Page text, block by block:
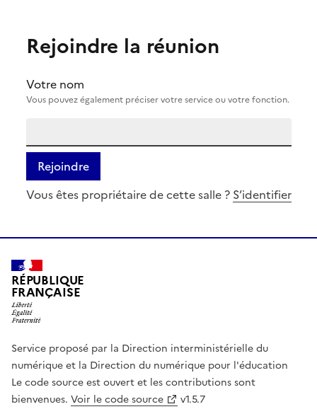
Rejoindre la réunion
Votre nom
Vous pouvez également préciser votre service ou votre fonction.
Rejoindre
Vous êtes propriétaire de cette salle ? S’identifier
RÉPUBLIQUE
FRANÇAISE
Service proposé par la Direction interministérielle du
numérique et la Direction du numérique pour l'éducation
Le code source est ouvert et les contributions sont
bienvenues. Voir le code source v1.5.7